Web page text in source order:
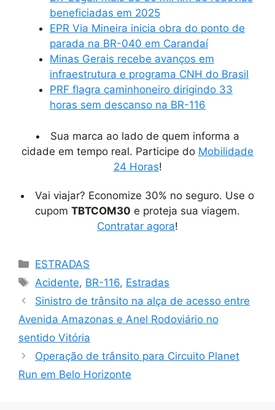
beneficiadas em 2025
EPR Via Mineira inicia obra do ponto de
parada na BR-040 em Carandaí
Minas Gerais recebe avanços em
infraestrutura e programa CNH do Brasil
PRF flagra caminhoneiro dirigindo 33
horas sem descanso na BR-116
Sua marca ao lado de quem informa a
cidade em tempo real. Participe do Mobilidade
24 Horas!
Vai viajar? Economize 30% no seguro. Use o
cupom TBTCOM30 e proteja sua viagem.
Contratar agora!
Categorias
ESTRADAS
Tags
Acidente, BR-116, Estradas
Sinistro de trânsito na alça de acesso entre
Avenida Amazonas e Anel Rodoviário no
sentido Vitória
Operação de trânsito para Circuito Planet
Run em Belo Horizonte